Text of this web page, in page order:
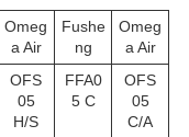
Omeg
a Air
Fushe
ng
Omeg
a Air
OFS
05
H/S
FFA0
5 C
OFS
05
C/A